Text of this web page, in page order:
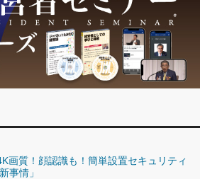
画質！顔認識も！簡単設置セキュリティ
事情」